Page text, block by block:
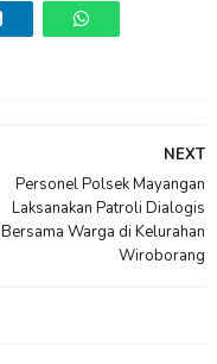
NEXT
Personel Polsek Mayangan
Laksanakan Patroli Dialogis
Bersama Warga di Kelurahan
Wiroborang